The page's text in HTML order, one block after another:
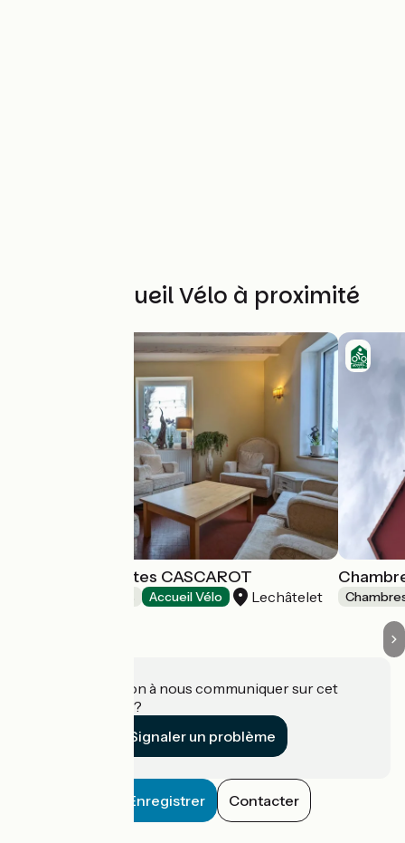
Autres Accueil Vélo à proximité
Chambres d'Hotes CASCAROT
Accueil Vélo Lechâtelet
Une information à nous communiquer sur cet
établissement ?
Signaler un problème
Enregistrer Contacter